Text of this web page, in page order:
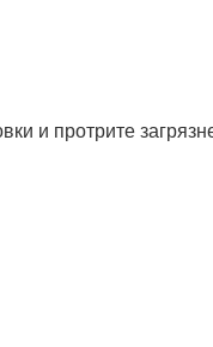
и протрите